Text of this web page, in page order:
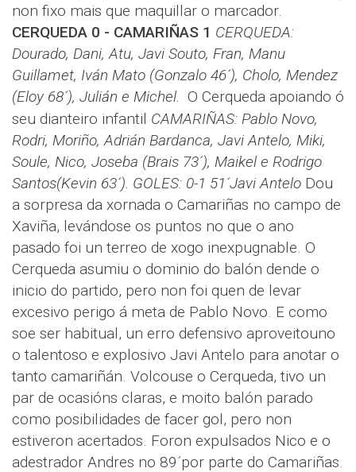
non fixo mais que maquillar o marcador.
CERQUEDA 0 - CAMARIÑAS 1 CERQUEDA:
Dourado, Dani, Atu, Javi Souto, Fran, Manu
Guillamet, Iván Mato (Gonzalo 46´), Cholo, Mendez
(Eloy 68´), Julián e Michel. O Cerqueda apoiando ó
seu dianteiro infantil CAMARIÑAS: Pablo Novo,
Rodri, Moriño, Adrián Bardanca, Javi Antelo, Miki,
Soule, Nico, Joseba (Brais 73´), Maikel e Rodrigo
Santos(Kevin 63´). GOLES: 0-1 51´Javi Antelo Dou
a sorpresa da xornada o Camariñas no campo de
Xaviña, levándose os puntos no que o ano
pasado foi un terreo de xogo inexpugnable. O
Cerqueda asumiu o dominio do balón dende o
inicio do partido, pero non foi quen de levar
excesivo perigo á meta de Pablo Novo. E como
soe ser habitual, un erro defensivo aproveitouno
o talentoso e explosivo Javi Antelo para anotar o
tanto camariñán. Volcouse o Cerqueda, tivo un
par de ocasións claras, e moito balón parado
como posibilidades de facer gol, pero non
estiveron acertados. Foron expulsados Nico e o
adestrador Andres no 89´por parte do Camariñas.